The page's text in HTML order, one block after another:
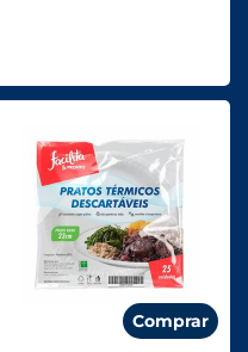
Comprar